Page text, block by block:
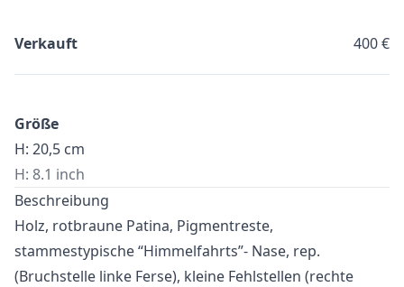
Verkauft 400 €
Größe
H: 20,5 cm
H: 8.1 inch
Beschreibung
Holz, rotbraune Patina, Pigmentreste,
stammestypische “Himmelfahrts”- Nase, rep.
(Bruchstelle linke Ferse), kleine Fehlstellen (rechte